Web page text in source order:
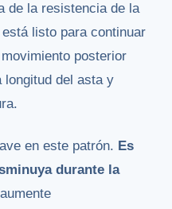
de la resistencia de la
listo para continuar
posterior
longitud del asta y
en este patrón. Es
durante la